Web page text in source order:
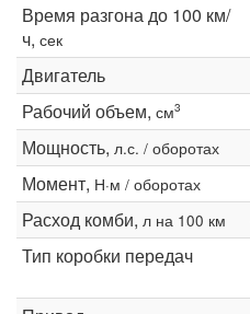
Время разгона до 100 км/
ч, сек
Двигатель
Рабочий объем, см3
Мощность, л.с. / оборотах
Момент, Н·м / оборотах
Расход комби, л на 100 км
Тип коробки передач